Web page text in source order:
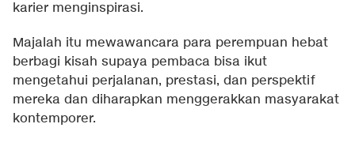
karier menginspirasi.
Majalah itu mewawancara para perempuan hebat
berbagi kisah supaya pembaca bisa ikut
mengetahui perjalanan, prestasi, dan perspektif
mereka dan diharapkan menggerakkan masyarakat
kontemporer.